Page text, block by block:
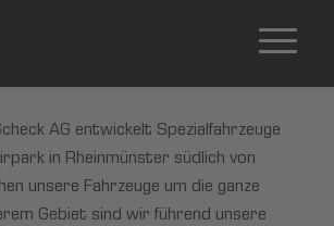
AG entwickelt Spezialfahrzeuge
in Rheinmünster südlich von
unsere Fahrzeuge um die ganze
Gebiet sind wir führend unsere